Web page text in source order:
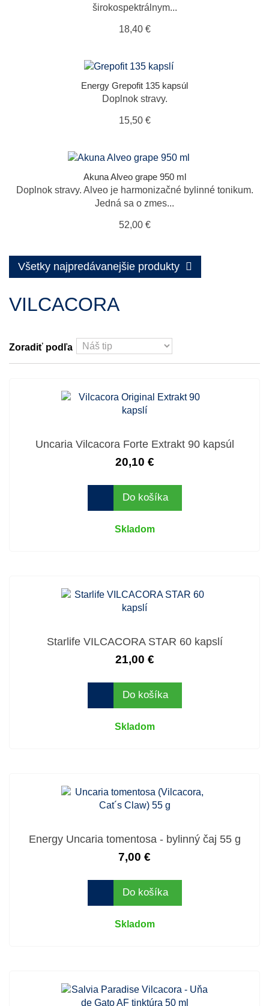
širokospektrálnym...
18,40 €
Energy Grepofit 135 kapsúl
Doplnok stravy.
15,50 €
Akuna Alveo grape 950 ml
Doplnok stravy. Alveo je harmonizačné bylinné tonikum.
Jedná sa o zmes...
52,00 €
Všetky najpredávanejšie produkty
VILCACORA
Zoradiť podľa
Uncaria Vilcacora Forte Extrakt 90 kapsúl
20,10 €
Do košíka
Skladom
Starlife VILCACORA STAR 60 kapslí
21,00 €
Do košíka
Skladom
Energy Uncaria tomentosa - bylinný čaj 55 g
7,00 €
Do košíka
Skladom